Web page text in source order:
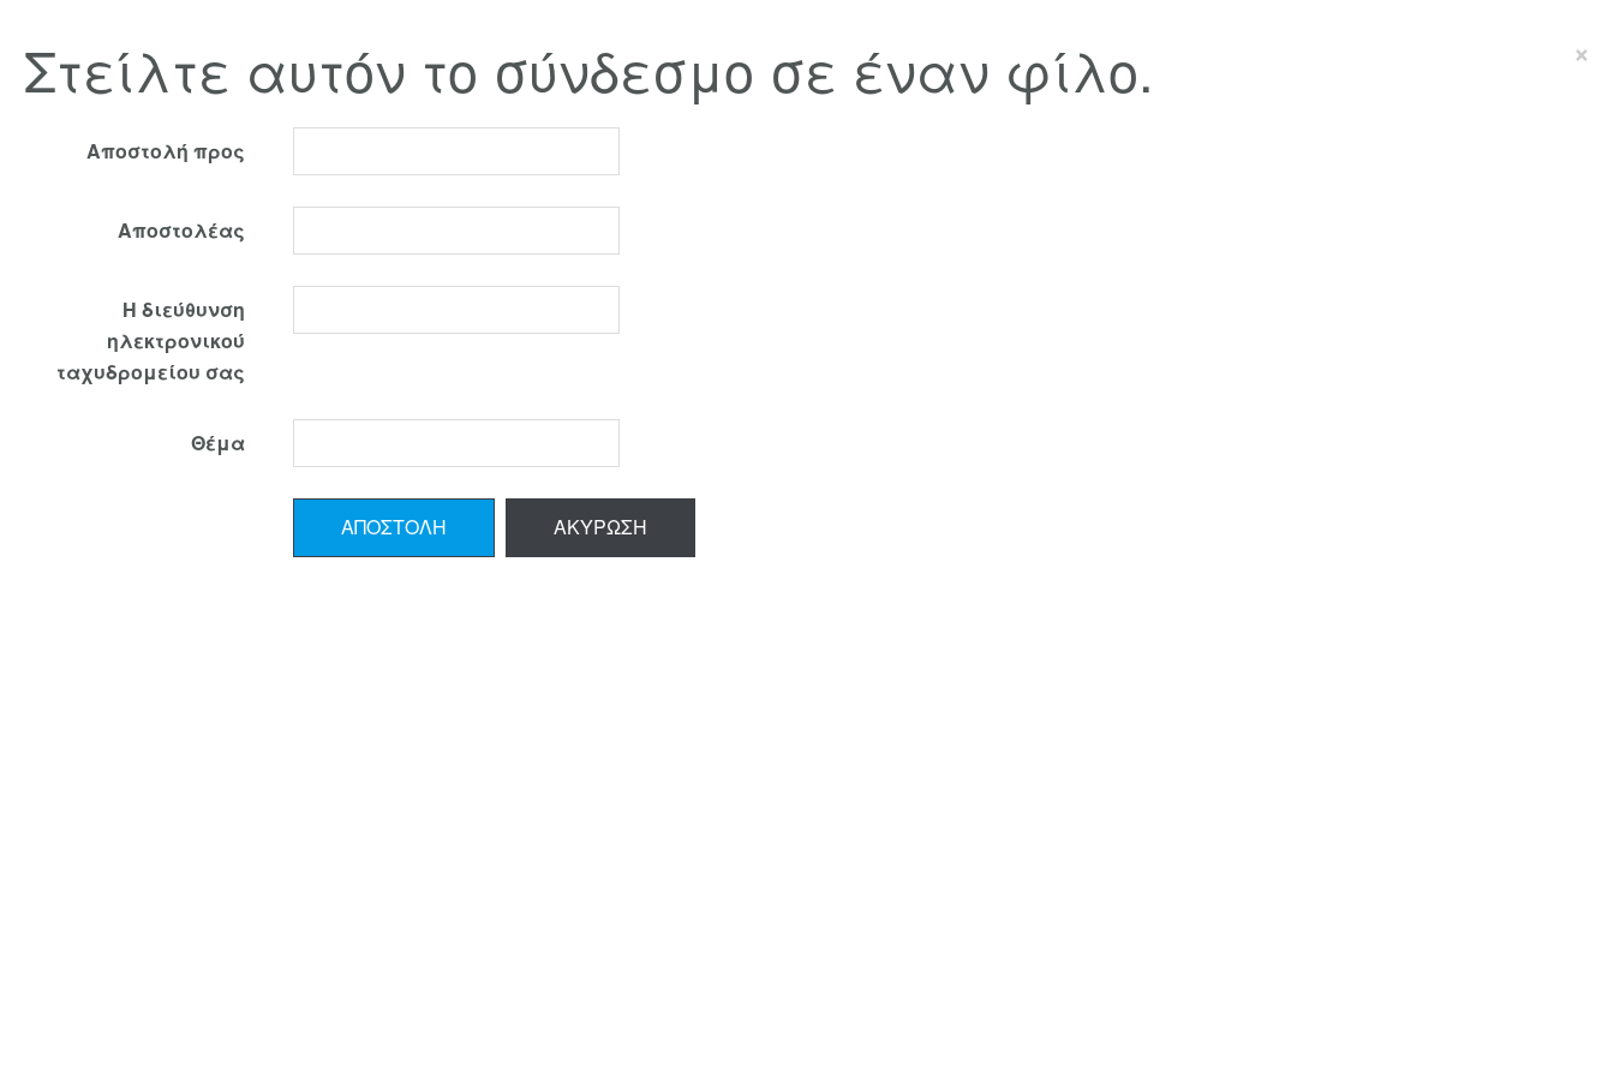
Στείλτε αυτόν το σύνδεσμο σε έναν φίλο. ×
Αποστολή προς
Αποστολέας
Η διεύθυνση
ηλεκτρονικού
ταχυδρομείου σας
Θέμα
ΑΠΟΣΤΟΛΉ ΑΚΎΡΩΣΗ